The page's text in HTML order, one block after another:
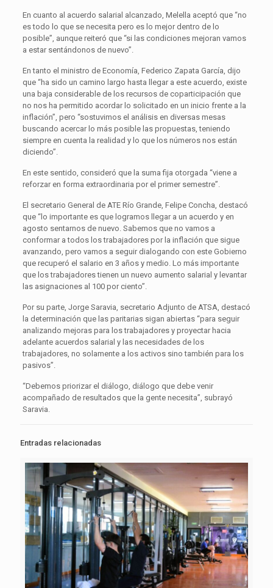
En cuanto al acuerdo salarial alcanzado, Melella aceptó que “no
es todo lo que se necesita pero es lo mejor dentro de lo
posible”, aunque reiteró que “si las condiciones mejoran vamos
a estar sentándonos de nuevo”.
En tanto el ministro de Economía, Federico Zapata García, dijo
que “ha sido un camino largo hasta llegar a este acuerdo, existe
una baja considerable de los recursos de coparticipación que
no nos ha permitido acordar lo solicitado en un inicio frente a la
inflación”, pero “sostuvimos el análisis en diversas mesas
buscando acercar lo más posible las propuestas, teniendo
siempre en cuenta la realidad y lo que los números nos están
diciendo”.
En este sentido, consideró que la suma fija otorgada “viene a
reforzar en forma extraordinaria por el primer semestre”.
El secretario General de ATE Río Grande, Felipe Concha, destacó
que “lo importante es que logramos llegar a un acuerdo y en
agosto sentarnos de nuevo. Sabemos que no vamos a
conformar a todos los trabajadores por la inflación que sigue
avanzando, pero vamos a seguir dialogando con este Gobierno
que recuperó el salario en 3 años y medio. Lo más importante
que los trabajadores tienen un nuevo aumento salarial y levantar
las asignaciones al 100 por ciento”.
Por su parte, Jorge Saravia, secretario Adjunto de ATSA, destacó
la determinación que las paritarias sigan abiertas “para seguir
analizando mejoras para los trabajadores y proyectar hacia
adelante acuerdos salarial y las necesidades de los
trabajadores, no solamente a los activos sino también para los
pasivos”.
“Debemos priorizar el diálogo, diálogo que debe venir
acompañado de resultados que la gente necesita”, subrayó
Saravia.
Entradas relacionadas